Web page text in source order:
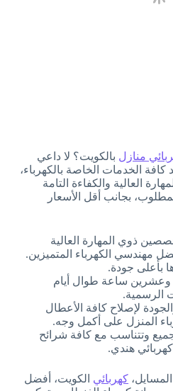
منازل بالكويت؟ لا داعي
الخدمات الخاصة بالكهرباء،
العالية والكفاءة التامة
بجانب أقل الأسعار
ذوي المهارة العالية
مهندسي الكهرباء المتميزين.
بأعلى جودة.
وعشرين ساعة طوال أيام
الرسمية.
لإصلاح كافة الأعطال
المنزل على أكمل وجه.
وتتناسب مع كافة شرائح
هندي.
كهربائي الكويت، أفضل